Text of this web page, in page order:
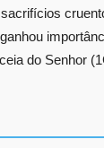
do Senhor